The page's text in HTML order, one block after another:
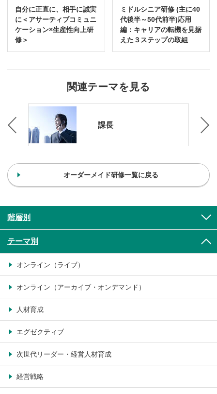
自分に正直に、相手に誠実
に＜アサーティブコミュニ
ケーション×生産性向上研
修＞
ミドルシニア研修 (主に40
代後半～50代前半)応用
編：キャリアの転機を見据
えた３ステップの取組
関連テーマを見る
性
課長
オーダーメイド研修一覧に戻る
階層別
テーマ別
オンライン（ライブ）
オンライン（アーカイブ・オンデマンド）
人材育成
エグゼクティブ
次世代リーダー・経営人材育成
経営戦略